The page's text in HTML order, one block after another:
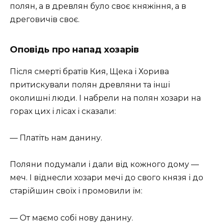
полян, а в древлян було своє княжіння, а в
дреговичів своє.
Оповідь про напад хозарів
Після смерті братів Кия, Щека і Хорива
притискували полян древляни та інші
околишні люди. І набрели на полян хозари на
горах цих і лісах і сказали:
— Платіть нам данину.
Поляни подумали і дали від кожного дому —
меч. І віднесли хозари мечі до свого князя і до
старійшин своїх і промовили їм:
— От маємо собі нову данину.